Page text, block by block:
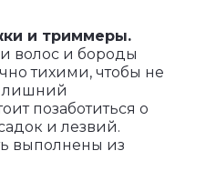
и триммеры.
волос и бороды
тихими, чтобы не
лишний
позаботиться о
и лезвий.
выполнены из